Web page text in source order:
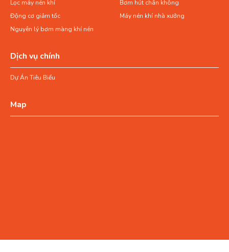
Lọc máy nén khí
Bơm hút chân không
Động cơ giảm tốc
Máy nén khí nhà xưởng
Nguyên lý bơm màng khí nén
Dịch vụ chính
Dự Án Tiêu Biểu
Map